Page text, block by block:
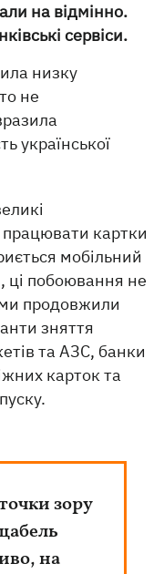
на відмінно.
сервіси.
низку
не
української
картки
мобільний
ці побоювання не
продовжили
зняття
та АЗС, банки
карток та
зору
на